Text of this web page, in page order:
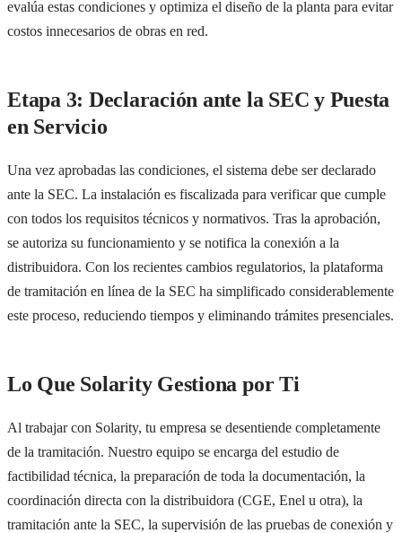
evalúa estas condiciones y optimiza el diseño de la planta para evitar
costos innecesarios de obras en red.
Etapa 3: Declaración ante la SEC y Puesta
en Servicio
Una vez aprobadas las condiciones, el sistema debe ser declarado
ante la SEC. La instalación es fiscalizada para verificar que cumple
con todos los requisitos técnicos y normativos. Tras la aprobación,
se autoriza su funcionamiento y se notifica la conexión a la
distribuidora. Con los recientes cambios regulatorios, la plataforma
de tramitación en línea de la SEC ha simplificado considerablemente
este proceso, reduciendo tiempos y eliminando trámites presenciales.
Lo Que Solarity Gestiona por Ti
Al trabajar con Solarity, tu empresa se desentiende completamente
de la tramitación. Nuestro equipo se encarga del estudio de
factibilidad técnica, la preparación de toda la documentación, la
coordinación directa con la distribuidora (CGE, Enel u otra), la
tramitación ante la SEC, la supervisión de las pruebas de conexión y